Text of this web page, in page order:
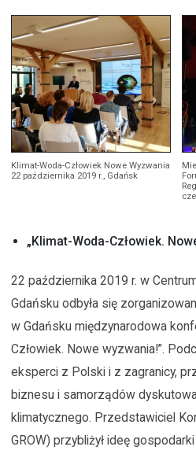
Klimat-Woda-Człowiek Nowe Wyzwania
22 października 2019 r., Gdańsk
„Klimat-Woda-Człowiek.
22 października 2019 r. w
Gdańsku odbyła się
w Gdańsku międzynarodowa
Człowiek. Nowe wyzwania!”.
eksperci z Polski i z zagranicy,
biznesu i samorządów
klimatycznego. Przedstawiciel
GROW) przybliżył ideę